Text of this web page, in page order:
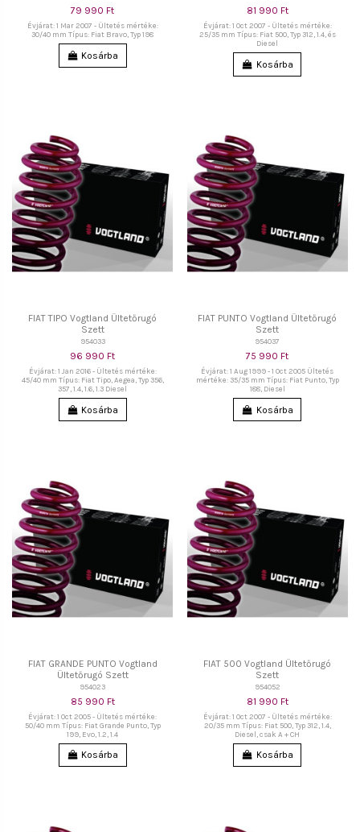
79 990 Ft
Évjárat: 1 Mar 2007 - Ültetés mértéke:
30/40 mm Típus: Fiat Bravo, Typ 198
Kosárba
81 990 Ft
Évjárat: 1 Oct 2007 - Ültetés mértéke:
25/35 mm Típus: Fiat 500, Typ 312, 1.4, és
Diesel
Kosárba
FIAT TIPO Vogtland Ültetőrugó
Szett
954033
96 990 Ft
Évjárat: 1 Jan 2016 - Ültetés mértéke:
45/40 mm Típus: Fiat Tipo, Aegea, Typ 356,
357, 1.4, 1.6, 1.3 Diesel
Kosárba
FIAT PUNTO Vogtland Ültetőrugó
Szett
954037
75 990 Ft
Évjárat: 1 Aug 1999 - 1 Oct 2005 Ültetés
mértéke: 35/35 mm Típus: Fiat Punto, Typ
188, Diesel
Kosárba
FIAT GRANDE PUNTO Vogtland
Ültetőrugó Szett
954023
85 990 Ft
Évjárat: 1 Oct 2005 - Ültetés mértéke:
50/40 mm Típus: Fiat Grande Punto, Typ
199, Evo, 1.2, 1.4
Kosárba
FIAT 500 Vogtland Ültetőrugó
Szett
954052
81 990 Ft
Évjárat: 1 Oct 2007 - Ültetés mértéke:
20/35 mm Típus: Fiat 500, Typ 312, 1.4,
Diesel, csak A + CH
Kosárba